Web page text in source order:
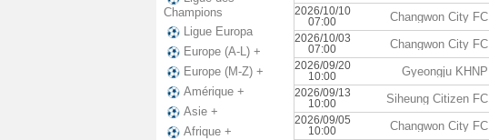
Champions
Ligue Europa
Europe (A-L) +
Europe (M-Z) +
Amérique +
Asie +
Afrique +
2026/10/10
07:00
Changwon City FC
2026/10/03
07:00
Changwon City FC
2026/09/20
10:00
Gyeongju KHNP
2026/09/13
10:00
Siheung Citizen FC
2026/09/05
10:00
Changwon City FC